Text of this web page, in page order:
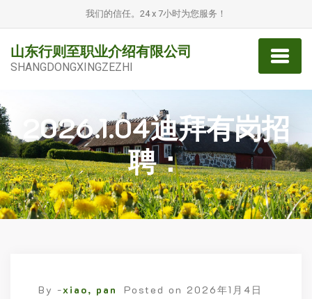
我们的信任。24 x 7小时为您服务！
山东行则至职业介绍有限公司
SHANGDONGXINGZEZHI
2026.1.04迪拜有岗招
聘：
By -xiao, pan Posted on 2026年1月4日